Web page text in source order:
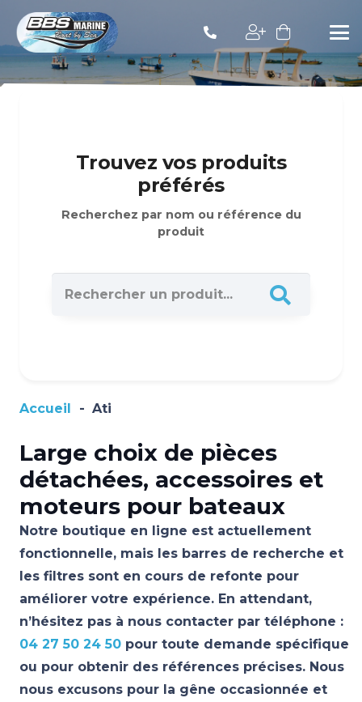
Trouvez vos produits
préférés
Recherchez par nom ou référence du
produit
Accueil - Ati
Large choix de pièces
détachées, accessoires et
moteurs pour bateaux
Notre boutique en ligne est actuellement
fonctionnelle, mais les barres de recherche et
les filtres sont en cours de refonte pour
améliorer votre expérience. En attendant,
n’hésitez pas à nous contacter par téléphone :
04 27 50 24 50 pour toute demande spécifique
ou pour obtenir des références précises. Nous
nous excusons pour la gêne occasionnée et